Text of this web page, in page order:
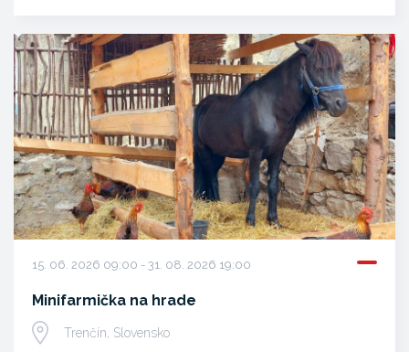
15. 06. 2026 09:00 - 31. 08. 2026 19:00
Minifarmička na hrade
Trenčín, Slovensko